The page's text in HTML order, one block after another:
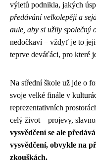
výletů podnikla, jakých
předávání velkolepěji a
aule, aby si užily společný
nedočkaví – vždyť je to
teprve deváťáci, pro které
Na střední škole už jde o
svoje velké finále v
reprezentativních
celý život – projevy,
vysvědčení se ale
vysvědčení, obvykle na
zkouškách.